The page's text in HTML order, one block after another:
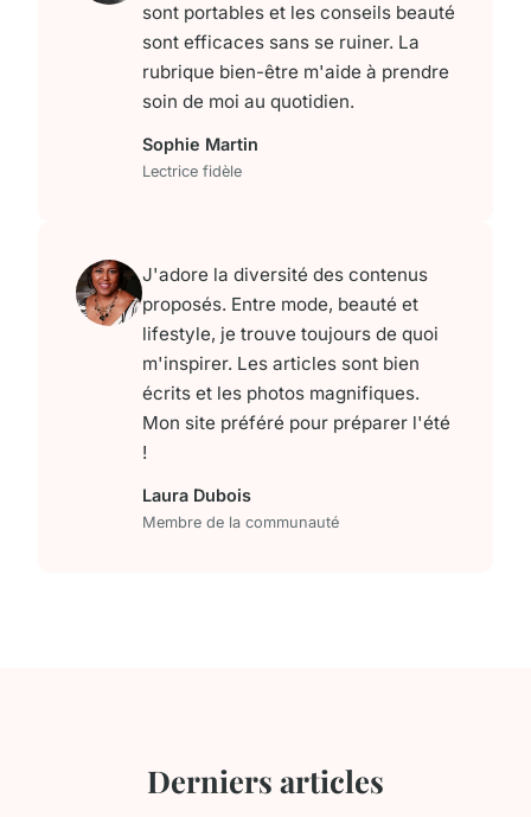
sont portables et les conseils beauté
sont efficaces sans se ruiner. La
rubrique bien-être m'aide à prendre
soin de moi au quotidien.
Sophie Martin
Lectrice fidèle
J'adore la diversité des contenus
proposés. Entre mode, beauté et
lifestyle, je trouve toujours de quoi
m'inspirer. Les articles sont bien
écrits et les photos magnifiques.
Mon site préféré pour préparer l'été
!
Laura Dubois
Membre de la communauté
Derniers articles